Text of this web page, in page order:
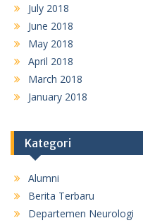
July 2018
June 2018
May 2018
April 2018
March 2018
January 2018
Kategori
Alumni
Berita Terbaru
Departemen Neurologi